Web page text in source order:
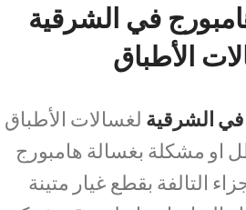
في الشرقية
الأطباق
الشرقية لغسالات الأطباق
او مشكلة بغسالة هامبورج
التالفة بقطع غيار متينة